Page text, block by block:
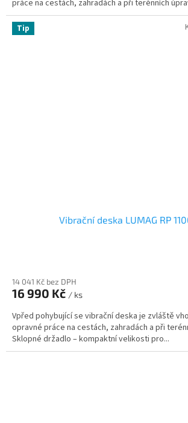
práce na cestách, zahradách a při terénních
Tip
Vibrační deska LUMAG RP
14 041 Kč bez DPH
16 990 Kč / ks
Vpřed pohybující se vibrační deska je zvláště
opravné práce na cestách, zahradách a při
Sklopné držadlo – kompaktní velikosti pro...